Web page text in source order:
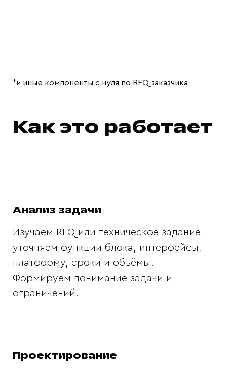
*и иные компоненты с нуля по RFQ заказчика
Как это работает
Анализ задачи
Изучаем RFQ или техническое задание,
уточняем функции блока, интерфейсы,
платформу, сроки и объёмы.
Формируем понимание задачи и
ограничений.
Проектирование